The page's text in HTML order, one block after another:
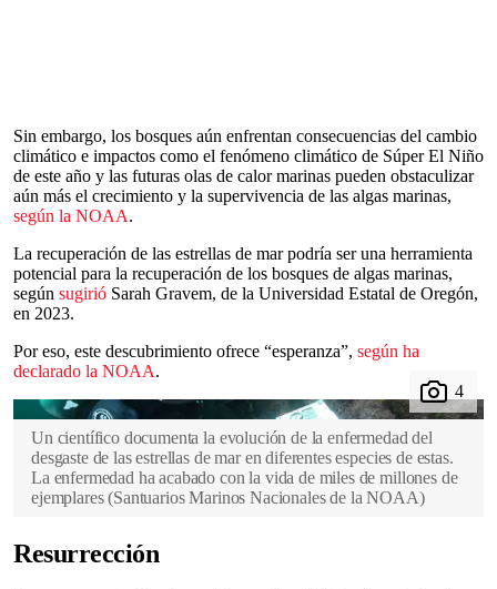
Sin embargo, los bosques aún enfrentan consecuencias del cambio
climático e impactos como el fenómeno climático de Súper El Niño
de este año y las futuras olas de calor marinas pueden obstaculizar
aún más el crecimiento y la supervivencia de las algas marinas,
según la NOAA.
La recuperación de las estrellas de mar podría ser una herramienta
potencial para la recuperación de los bosques de algas marinas,
según sugirió Sarah Gravem, de la Universidad Estatal de Oregón,
en 2023.
Por eso, este descubrimiento ofrece “esperanza”, según ha
declarado la NOAA.
Un científico documenta la evolución de la enfermedad del
desgaste de las estrellas de mar en diferentes especies de estas.
La enfermedad ha acabado con la vida de miles de millones de
ejemplares (Santuarios Marinos Nacionales de la NOAA)
Resurrección